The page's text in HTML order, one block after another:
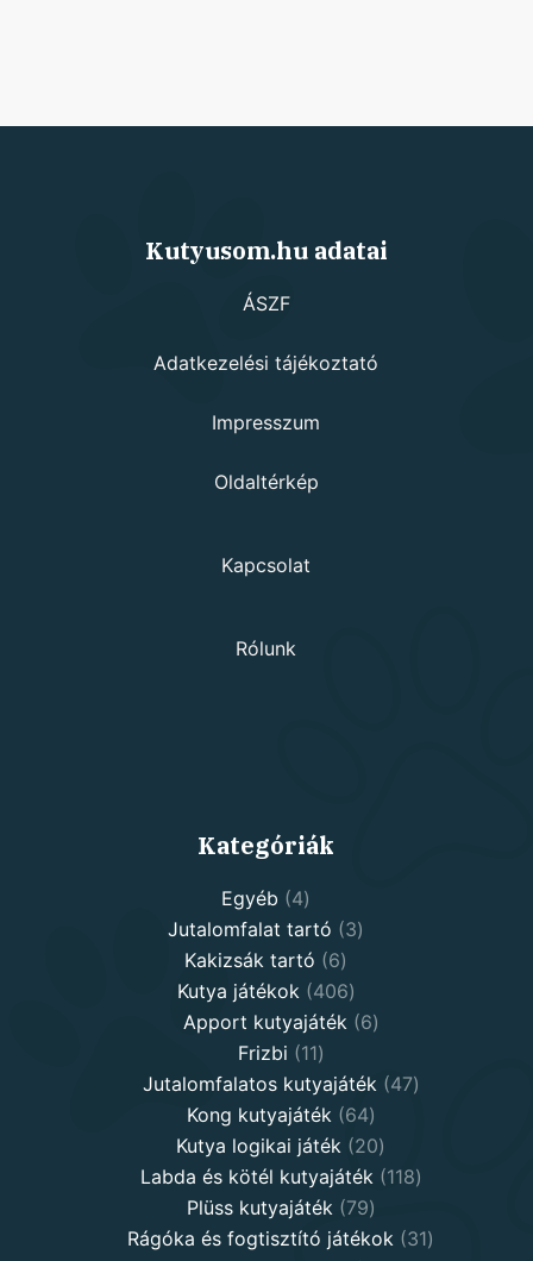
Kutyusom.hu adatai
ÁSZF
Adatkezelési tájékoztató
Impresszum
Oldaltérkép
Kapcsolat
Rólunk
Kategóriák
Egyéb 44
products
Jutalomfalat tartó 33
Kakizsák tartó 66
products
Kutya játékok 406406
products
Apport kutyajáték 66
Frizbi 1111
products
Jutalomfalatos kutyajáték 4747
Kong kutyajáték 6464
products
Kutya logikai játék 2020
products
Labda és kötél kutyajáték 118118
Plüss kutyajáték 7979
products
Rágóka és fogtisztító játékok 3131